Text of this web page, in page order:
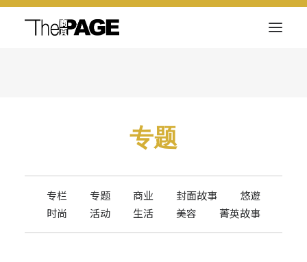
电子杂志
专题
专栏 专题 商业 封面故事
悠遊
时尚
活动 生活 美容 菁英故事